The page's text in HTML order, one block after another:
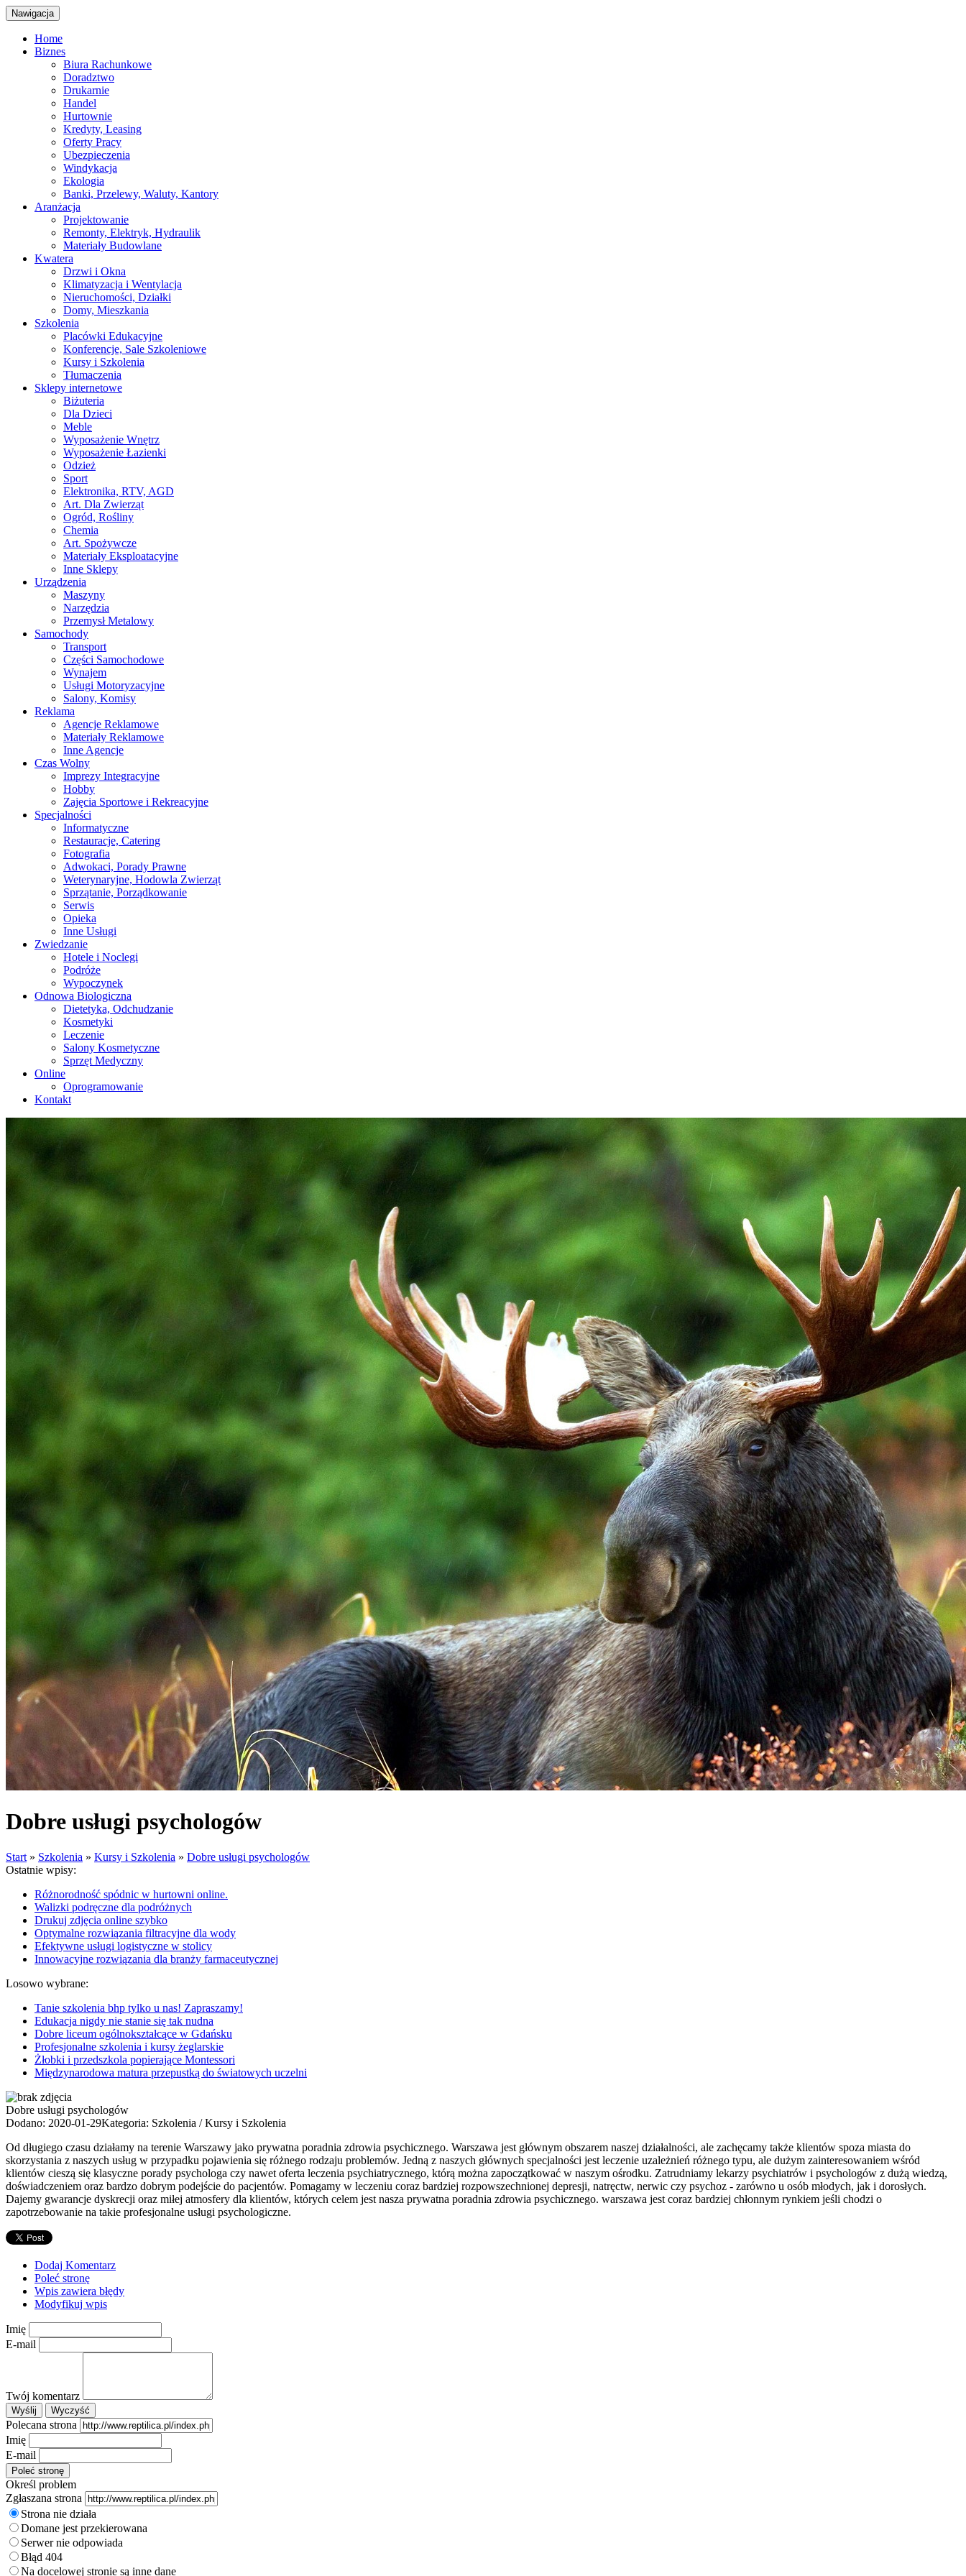
Nawigacja
Home
Biznes
Biura Rachunkowe
Doradztwo
Drukarnie
Handel
Hurtownie
Kredyty, Leasing
Oferty Pracy
Ubezpieczenia
Windykacja
Ekologia
Banki, Przelewy, Waluty, Kantory
Aranżacja
Projektowanie
Remonty, Elektryk, Hydraulik
Materiały Budowlane
Kwatera
Drzwi i Okna
Klimatyzacja i Wentylacja
Nieruchomości, Działki
Domy, Mieszkania
Szkolenia
Placówki Edukacyjne
Konferencje, Sale Szkoleniowe
Kursy i Szkolenia
Tłumaczenia
Sklepy internetowe
Biżuteria
Dla Dzieci
Meble
Wyposażenie Wnętrz
Wyposażenie Łazienki
Odzież
Sport
Elektronika, RTV, AGD
Art. Dla Zwierząt
Ogród, Rośliny
Chemia
Art. Spożywcze
Materiały Eksploatacyjne
Inne Sklepy
Urządzenia
Maszyny
Narzędzia
Przemysł Metalowy
Samochody
Transport
Części Samochodowe
Wynajem
Usługi Motoryzacyjne
Salony, Komisy
Reklama
Agencje Reklamowe
Materiały Reklamowe
Inne Agencje
Czas Wolny
Imprezy Integracyjne
Hobby
Zajęcia Sportowe i Rekreacyjne
Specjalności
Informatyczne
Restauracje, Catering
Fotografia
Adwokaci, Porady Prawne
Weterynaryjne, Hodowla Zwierząt
Sprzątanie, Porządkowanie
Serwis
Opieka
Inne Usługi
Zwiedzanie
Hotele i Noclegi
Podróże
Wypoczynek
Odnowa Biologiczna
Dietetyka, Odchudzanie
Kosmetyki
Leczenie
Salony Kosmetyczne
Sprzęt Medyczny
Online
Oprogramowanie
Kontakt
Dobre usługi psychologów
Start » Szkolenia » Kursy i Szkolenia » Dobre usługi psychologów
Ostatnie wpisy:
Różnorodność spódnic w hurtowni online.
Walizki podręczne dla podróżnych
Drukuj zdjęcia online szybko
Optymalne rozwiązania filtracyjne dla wody
Efektywne usługi logistyczne w stolicy
Innowacyjne rozwiązania dla branży farmaceutycznej
Losowo wybrane:
Tanie szkolenia bhp tylko u nas! Zapraszamy!
Edukacja nigdy nie stanie się tak nudna
Dobre liceum ogólnokształcące w Gdańsku
Profesjonalne szkolenia i kursy żeglarskie
Żłobki i przedszkola popierające Montessori
Międzynarodowa matura przepustką do światowych uczelni
Dobre usługi psychologów
Dodano: 2020-01-29Kategoria: Szkolenia / Kursy i Szkolenia
Od długiego czasu działamy na terenie Warszawy jako prywatna poradnia zdrowia psychicznego. Warszawa jest głównym obszarem naszej działalności, ale zachęcamy także klientów spoza miasta do
skorzystania z naszych usług w przypadku pojawienia się różnego rodzaju problemów. Jedną z naszych głównych specjalności jest leczenie uzależnień różnego typu, ale dużym zainteresowaniem wśród
klientów cieszą się klasyczne porady psychologa czy nawet oferta leczenia psychiatrycznego, którą można zapoczątkować w naszym ośrodku. Zatrudniamy lekarzy psychiatrów i psychologów z dużą wiedzą,
doświadczeniem oraz bardzo dobrym podejście do pacjentów. Pomagamy w leczeniu coraz bardziej rozpowszechnionej depresji, natręctw, nerwic czy psychoz - zarówno u osób młodych, jak i dorosłych.
Dajemy gwarancje dyskrecji oraz miłej atmosfery dla klientów, których celem jest nasza prywatna poradnia zdrowia psychicznego. warszawa jest coraz bardziej chłonnym rynkiem jeśli chodzi o
zapotrzebowanie na takie profesjonalne usługi psychologiczne.
Dodaj Komentarz
Poleć stronę
Wpis zawiera błędy
Modyfikuj wpis
Imię
E-mail
Twój komentarz
Polecana strona
Imię
E-mail
Określ problem
Zgłaszana strona
Strona nie działa
Domane jest przekierowana
Serwer nie odpowiada
Błąd 404
Na docelowej stronie są inne dane